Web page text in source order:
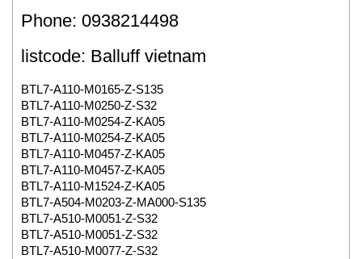
Phone: 0938214498
listcode: Balluff vietnam
BTL7-A110-M0165-Z-S135
BTL7-A110-M0250-Z-S32
BTL7-A110-M0254-Z-KA05
BTL7-A110-M0254-Z-KA05
BTL7-A110-M0457-Z-KA05
BTL7-A110-M0457-Z-KA05
BTL7-A110-M1524-Z-KA05
BTL7-A504-M0203-Z-MA000-S135
BTL7-A510-M0051-Z-S32
BTL7-A510-M0051-Z-S32
BTL7-A510-M0077-Z-S32